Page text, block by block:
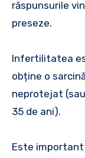
răspunsurile
preseze.
Infertilitatea
obține o
neprotejat
35 de ani).
Este